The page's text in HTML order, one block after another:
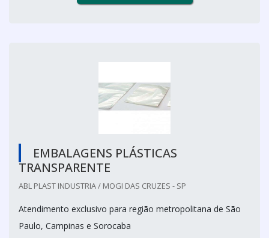
EMBALAGENS PLÁSTICAS
TRANSPARENTE
ABL PLAST INDUSTRIA / MOGI DAS CRUZES - SP
Atendimento exclusivo para região metropolitana de São
Paulo, Campinas e Sorocaba